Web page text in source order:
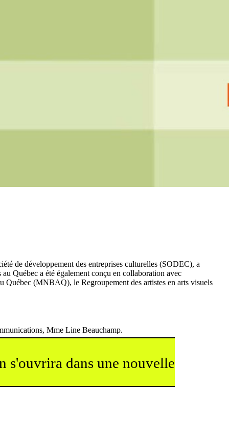
de développement des entreprises culturelles (SODEC), a
Québec a été également conçu en collaboration avec
Québec (MNBAQ), le Regroupement des artistes en arts visuels
Mme Line Beauchamp.
s'ouvrira dans une nouvelle